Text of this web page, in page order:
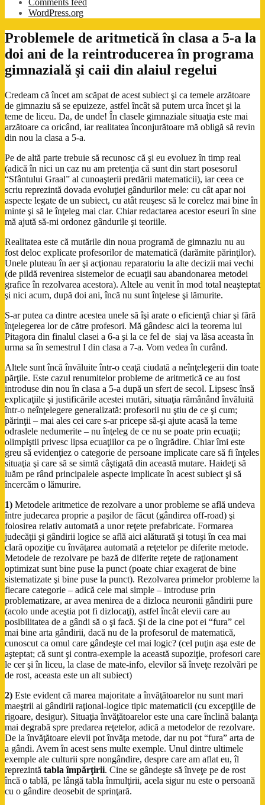
Comments feed
WordPress.org
Problemele de aritmetică în clasa a 5-a la
doi ani de la reintroducerea în programa
gimnazială şi caii din alaiul regelui
Credeam că încet am scăpat de acest subiect şi ca temele arzătoare
de gimnaziu să se epuizeze, astfel încât să putem urca încet şi la
teme de liceu. Da, de unde! În clasele gimnaziale situaţia este mai
arzătoare ca oricând, iar realitatea înconjurătoare mă obligă să revin
din nou la clasa a 5-a.
Pe de altă parte trebuie să recunosc că şi eu evoluez în timp real
(adică în nici un caz nu am pretenţia că sunt din start posesorul
“Sfântului Graal” al cunoaşterii predării matematicii), iar ceea ce
scriu reprezintă dovada evoluţiei gândurilor mele: cu cât apar noi
aspecte legate de un subiect, cu atât reuşesc să le corelez mai bine în
minte şi să le înţeleg mai clar. Chiar redactarea acestor eseuri în sine
mă ajută să-mi ordonez gândurile şi teoriile.
Realitatea este că mutările din noua programă de gimnaziu nu au
fost deloc explicate profesorilor de matematică (darămite părinţilor).
Unele pluteau în aer şi acţionau reparatoriu la alte decizii mai vechi
(de pildă revenirea sistemelor de ecuaţii sau abandonarea metodei
grafice în rezolvarea acestora). Altele au venit în mod total neaşteptat
şi nici acum, după doi ani, încă nu sunt înţelese şi lămurite.
S-ar putea ca dintre acestea unele să îşi arate o eficienţă chiar şi fără
înţelegerea lor de către profesori. Mă gândesc aici la teorema lui
Pitagora din finalul clasei a 6-a şi la ce fel de siaj va lăsa aceasta în
urma sa în semestrul I din clasa a 7-a. Vom vedea în curând.
Altele sunt încă învăluite într-o ceaţă ciudată a neînţelegerii din toate
părţile. Este cazul renumitelor probleme de aritmetică ce au fost
introduse din nou în clasa a 5-a după un sfert de secol. Lipsesc însă
explicaţiile şi justificările acestei mutări, situaţia rămânând învăluită
într-o neînţelegere generalizată: profesorii nu ştiu de ce şi cum;
părinţii – mai ales cei care s-ar pricepe să-şi ajute acasă la teme
odraslele nedumerite – nu înţeleg de ce nu se poate prin ecuaţii;
olimpiştii privesc lipsa ecuaţiilor ca pe o îngrădire. Chiar îmi este
greu să evidenţiez o categorie de persoane implicate care să fi înţeles
situaţia şi care să se simtă câştigată din această mutare. Haideţi să
luăm pe rând principalele aspecte implicate în acest subiect şi să
încercăm o lămurire.
1) Metodele aritmetice de rezolvare a unor probleme se află undeva
între judecarea proprie a paşilor de făcut (gândirea off-road) şi
folosirea relativ automată a unor reţete prefabricate. Formarea
judecăţii şi gândirii logice se află aici alăturată şi totuşi în cea mai
clară opoziţie cu învăţarea automată a reţetelor pe diferite metode.
Metodele de rezolvare pe bază de diferite reţete de raţionament
optimizat sunt bine puse la punct (poate chiar exagerat de bine
sistematizate şi bine puse la punct). Rezolvarea primelor probleme la
fiecare categorie – adică cele mai simple – introduse prin
problematizare, ar avea menirea de a dizloca neuronii gândirii pure
(acolo unde aceştia pot fi dizlocaţi), astfel încât elevii care au
posibilitatea de a gândi să o şi facă. Şi de la cine pot ei “fura” cel
mai bine arta gândirii, dacă nu de la profesorul de matematică,
cunoscut ca omul care gândeşte cel mai logic? (cel puţin aşa este de
aşteptat; că sunt şi contra-exemple la această supoziţie, profesori care
le cer şi în liceu, la clase de mate-info, elevilor să înveţe rezolvări pe
de rost, aceasta este un alt subiect)
2) Este evident că marea majoritate a învăţătoarelor nu sunt mari
maeştrii ai gândirii raţional-logice tipic matematicii (cu excepţiile de
rigoare, desigur). Situaţia învăţătoarelor este una care înclină balanţa
mai degrabă spre predarea reţetelor, adică a metodelor de rezolvare.
De la învăţătoare elevii pot învăţa metode, dar nu pot “fura” arta de
a gândi. Avem în acest sens multe exemple. Unul dintre ultimele
exemple ale culturii spre nongândire, despre care am aflat eu, îl
reprezintă tabla împărţirii. Cine se gândeşte să înveţe pe de rost
încă o tablă, pe lângă tabla înmulţirii, acela sigur nu este o persoană
cu o gândire deosebit de sprinţară.